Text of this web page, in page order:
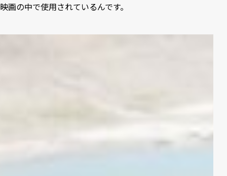
映画の中で使用されているんです。